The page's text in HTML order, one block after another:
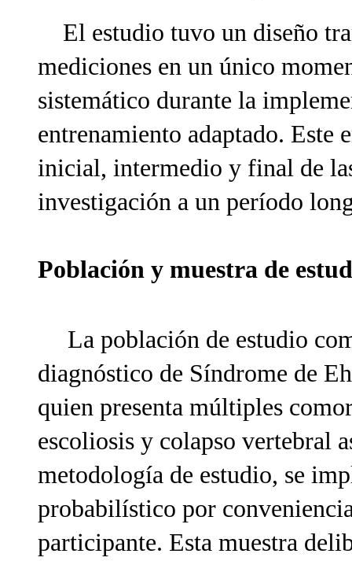
El estudio tuvo un diseño
mediciones en un único
sistemático durante la
entrenamiento adaptado. Este
inicial, intermedio y final de
investigación a un período
Población y muestra de
La población de estudio
diagnóstico de Síndrome de
quien presenta múltiples
escoliosis y colapso vertebral
metodología de estudio, se
probabilístico por
participante. Esta muestra